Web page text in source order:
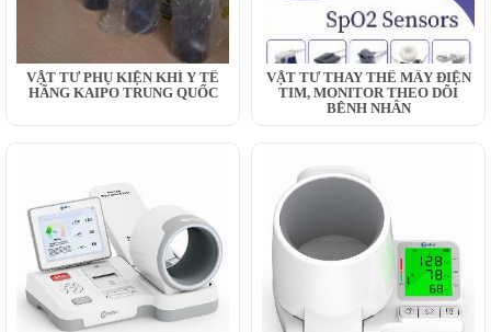
VẬT TƯ PHỤ KIỆN KHÍ Y TẾ
HÃNG KAIPO TRUNG QUỐC
VẬT TƯ THAY THẾ MÂY ĐIỆN
TIM, MONITOR THEO DÕI
BỆNH NHÂN